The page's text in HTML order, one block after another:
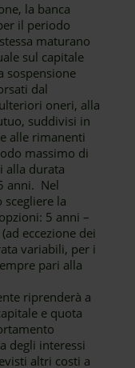
la banca
il periodo
maturano
sul capitale
sospensione
dal
oneri, alla
suddivisi in
alle rimanenti
massimo di
alla durata
anni. Nel
la
5 anni –
eccezione dei
variabili, per i
pari alla
riprenderà a
e quota
degli interessi
altri costi a